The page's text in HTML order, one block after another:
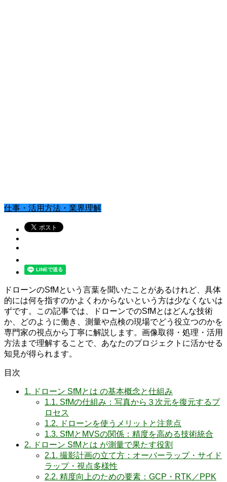
仕事・活用方法・業界理解
ドローンのSfMという言葉を聞いたことがあるけれど、具体
的には何を指すのかよくわからないという方は少なくないは
ずです。この記事では、ドローンでのSfMとはどんな技術
か、どのように働き、測量や点検の現場でどう役立つのかを
専門家の視点から丁寧に解説します。画像取得・処理・活用
方法まで理解することで、あなたのプロジェクトに活かせる
知見が得られます。
目次
1. ドローン SfMとは の基本概念と仕組み
1.1. SfMの仕組み：写真から３次元を復元するプ
ロセス
1.2. ドローンを使うメリットと注意点
1.3. SfMとMVSの関係：精度を高める技術統合
2. ドローン SfMとは が測量で果たす役割
2.1. 撮影計画の立て方：オーバーラップ・サイド
ラップ・視点多様性
2.2. 精度向上のための要素：GCP・RTK／PPK